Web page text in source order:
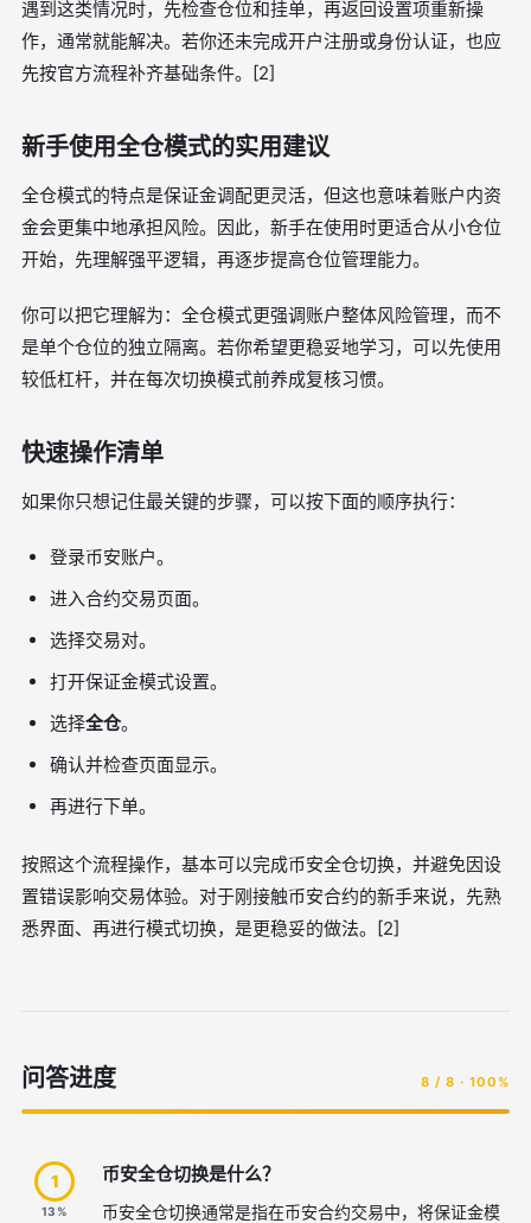
遇到这类情况时，先检查仓位和挂单，再返回设置项重新操
作，通常就能解决。若你还未完成开户注册或身份认证，也应
先按官方流程补齐基础条件。[2]
新手使用全仓模式的实用建议
全仓模式的特点是保证金调配更灵活，但这也意味着账户内资
金会更集中地承担风险。因此，新手在使用时更适合从小仓位
开始，先理解强平逻辑，再逐步提高仓位管理能力。
你可以把它理解为：全仓模式更强调账户整体风险管理，而不
是单个仓位的独立隔离。若你希望更稳妥地学习，可以先使用
较低杠杆，并在每次切换模式前养成复核习惯。
快速操作清单
如果你只想记住最关键的步骤，可以按下面的顺序执行：
登录币安账户。
进入合约交易页面。
选择交易对。
打开保证金模式设置。
选择全仓。
确认并检查页面显示。
再进行下单。
按照这个流程操作，基本可以完成币安全仓切换，并避免因设
置错误影响交易体验。对于刚接触币安合约的新手来说，先熟
悉界面、再进行模式切换，是更稳妥的做法。[2]
问答进度 8 / 8 · 100%
1
13%
币安全仓切换是什么？
币安全仓切换通常是指在币安合约交易中，将保证金模